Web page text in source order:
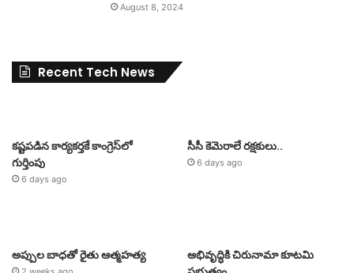
August 8, 2024
Recent Tech News
కష్టపడిన కార్యకర్తకే కాంగ్రెస్‌లో
గుర్తింపు
6 days ago
సీసీ కెమెరాలే రక్షకులు..
6 days ago
అప్పుల బాధతో రైతు ఆత్మహత్య
అభివృద్ధికి చిరునామా కూటమి